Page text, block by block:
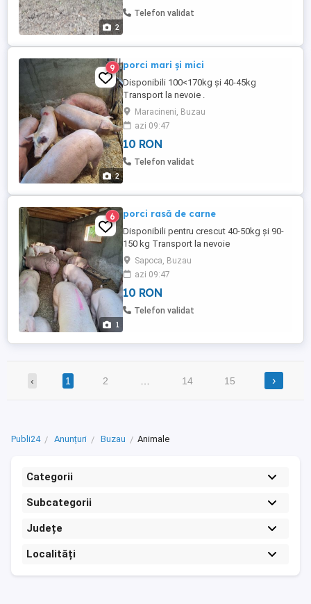
2
Telefon validat
2
9 porci mari și mici
Disponibili 100<170kg și 40-45kg
Transport la nevoie .
Maracineni, Buzau
azi 09:47
10 RON
Telefon validat
1
6 porci rasă de carne
Disponibili pentru crescut 40-50kg și 90-
150 kg Transport la nevoie
Sapoca, Buzau
azi 09:47
10 RON
Telefon validat
‹ 1 2 14 15 ›
Publi24 Anunțuri Buzau Animale
Categorii
Subcategorii
Județe
Localități